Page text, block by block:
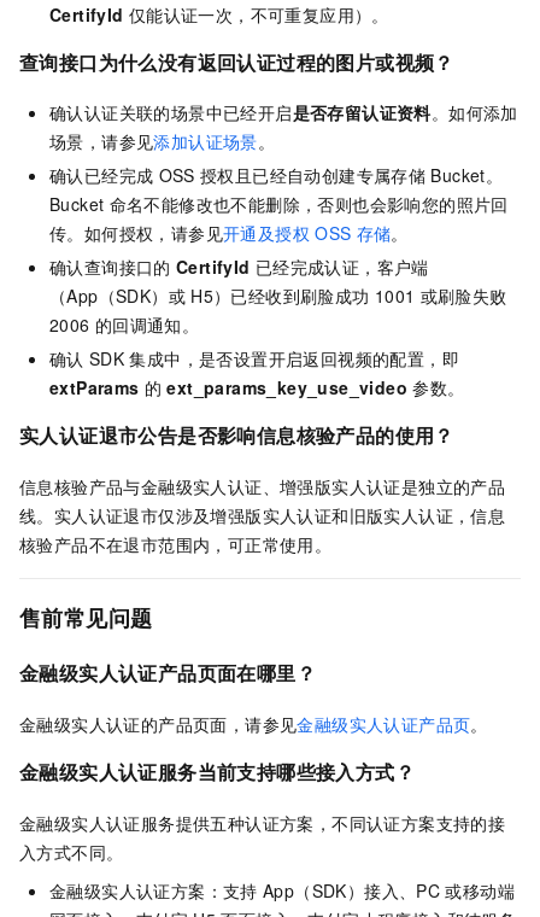
CertifyId 仅能认证一次，不可重复应用）。
查询接口为什么没有返回认证过程的图片或视频？
确认认证关联的场景中已经开启是否存留认证资料。如何添加
场景，请参见添加认证场景。
确认已经完成 OSS 授权且已经自动创建专属存储 Bucket。
Bucket 命名不能修改也不能删除，否则也会影响您的照片回
传。如何授权，请参见开通及授权 OSS 存储。
确认查询接口的 CertifyId 已经完成认证，客户端
（App（SDK）或 H5）已经收到刷脸成功 1001 或刷脸失败
2006 的回调通知。
确认 SDK 集成中，是否设置开启返回视频的配置，即
extParams 的 ext_params_key_use_video 参数。
实人认证退市公告是否影响信息核验产品的使用？
信息核验产品与金融级实人认证、增强版实人认证是独立的产品
线。实人认证退市仅涉及增强版实人认证和旧版实人认证，信息
核验产品不在退市范围内，可正常使用。
售前常见问题
金融级实人认证产品页面在哪里？
金融级实人认证的产品页面，请参见金融级实人认证产品页。
金融级实人认证服务当前支持哪些接入方式？
金融级实人认证服务提供五种认证方案，不同认证方案支持的接
入方式不同。
金融级实人认证方案 ：支持 App（SDK）接入、PC 或移动端